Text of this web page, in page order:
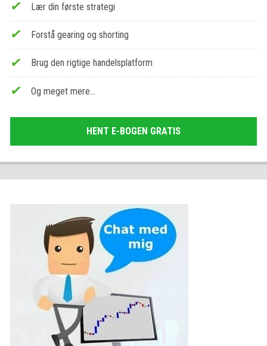
Lær din første strategi
Forstå gearing og shorting
Brug den rigtige handelsplatform
Og meget mere…
HENT E-BOGEN GRATIS